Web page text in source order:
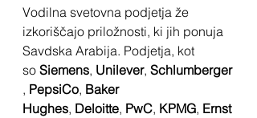
Vodilna svetovna podjetja že
izkoriščajo priložnosti, ki jih ponuja
Savdska Arabija. Podjetja, kot
so Siemens, Unilever, Schlumberger
, PepsiCo, Baker
Hughes, Deloitte, PwC, KPMG, Ernst